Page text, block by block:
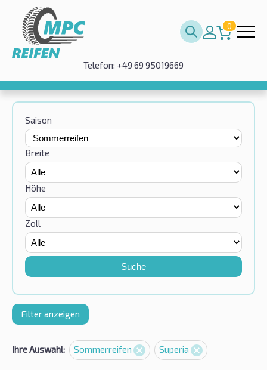
0
Telefon: +49 69 95019669
Saison
Breite
Höhe
Zoll
Suche
Filter anzeigen
Ihre Auswahl: Sommerreifen Superia